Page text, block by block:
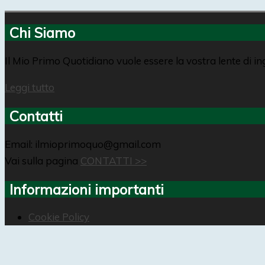
Chi Siamo
Il Mio Primo Quotidiano vuole essere la vostra lente di
Leggi tutto
Contatti
Email: ilmioprimoquo@gmail.com
Vai sulla pagina CONTATTI >>
Informazioni importanti
Cookie Policy